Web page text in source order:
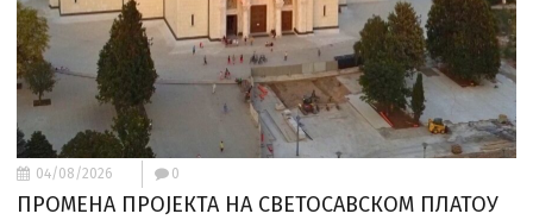
04/08/2026 0
ПРОМЕНА ПРОЈЕКТА НА СВЕТОСАВСКОМ ПЛАТОУ